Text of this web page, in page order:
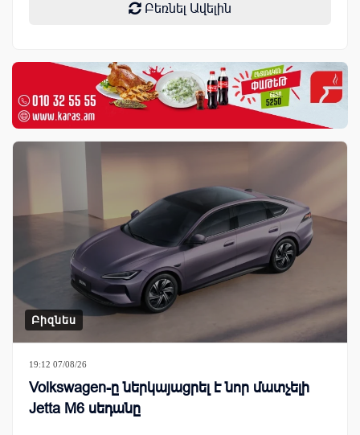
Բեռնել Ավելին
Բիզնես
19:12 07/08/26
Volkswagen-ը ներկայացրել է նոր մատչելի
Jetta M6 սեդանը